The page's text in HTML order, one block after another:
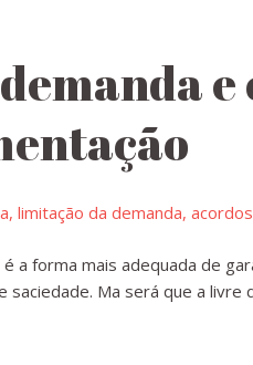
e
é a forma mais adequada de
saciedade. Ma será que a livre